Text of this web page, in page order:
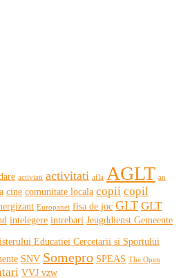
activiati activitati afla AGLT an
cine comunitate locala copii copil
Europanet fisa de joc GLT GLT
intelegere intrebari Jeugddienst Gemeente
Educatiei Cercetarii si Sportului
SNV Somepro SPEAS The Open
VVJ vzw